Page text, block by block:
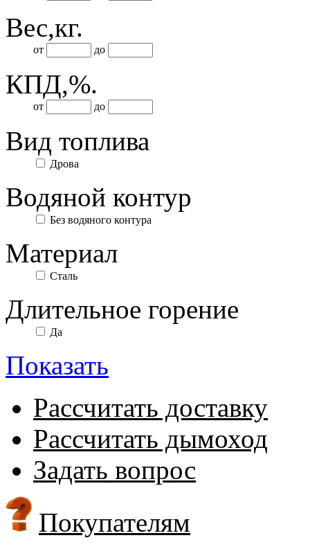
Вес,кг.
от до
КПД,%.
от до
Вид топлива
Дрова
Водяной контур
Без водяного контура
Материал
Сталь
Длительное горение
Да
Показать
Рассчитать доставку
Рассчитать дымоход
Задать вопрос
Покупателям